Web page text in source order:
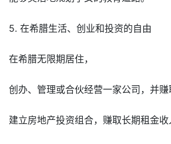
5. 在希腊生活、创业和投资的自由
在希腊无限期居住，
创办、管理或合伙经营一家公司，并赚
建立房地产投资组合，赚取长期租金收